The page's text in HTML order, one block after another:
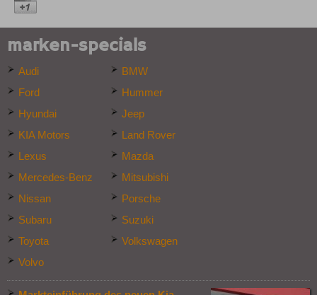
marken-specials
Audi
BMW
Ford
Hummer
Hyundai
Jeep
KIA Motors
Land Rover
Lexus
Mazda
Mercedes-Benz
Mitsubishi
Nissan
Porsche
Subaru
Suzuki
Toyota
Volkswagen
Volvo